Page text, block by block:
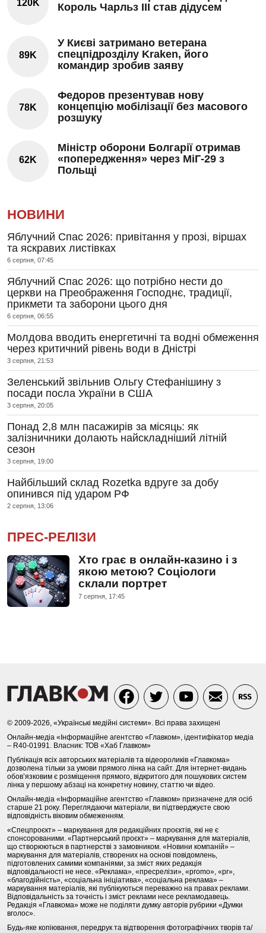
120K
Король Чарльз III став дідусем
89K
У Києві затримано ветерана
спецпідрозділу Kraken, його
командир зробив заяву
78K
Федоров презентував нову
концепцію мобілізації без масового
розшуку
62K
Міністр оборони Болгарії отримав
«попередження» через МіГ-29 з
Польщі
НОВИНИ
Яблучний Спас 2026: привітання у прозі, віршах
та яскравих листівках
6 серпня, 07:45
Яблучний Спас 2026: що потрібно нести до
церкви на Преображення Господнє, традиції,
прикмети та заборони цього дня
6 серпня, 06:55
Молдова вводить енергетичні та водні обмеження
через критичний рівень води в Дністрі
3 серпня, 21:53
Зеленський звільнив Ольгу Стефанішину з
посади посла України в США
3 серпня, 20:05
Понад 2,8 млн пасажирів за місяць: як
залізничники долають найскладніший літній
сезон
3 серпня, 19:00
Найбільший склад Rozetka вдруге за добу
опинився під ударом РФ
2 серпня, 13:06
ПРЕС-РЕЛІЗИ
Хто грає в онлайн-казино і з
якою метою? Соціологи
склали портрет
7 серпня, 17:45
© 2009-2026, «Українські медійні системи». Всі права захищені
Онлайн-медіа «Інформаційне агентство «Главком», ідентифікатор медіа
– R40-01991. Власник: ТОВ «Хаб Главком»
Публікація всіх авторських матеріалів та відеороликів «Главкома»
дозволена тільки за умови прямого лінка на сайт. Для інтернет-видань
обов’язковим є розміщення прямого, відкритого для пошукових систем
лінка у першому абзаці на конкретну новину, статтю чи відео.
Онлайн-медіа «Інформаційне агентство «Главком» призначене для осіб
старше 21 року. Переглядаючи матеріали, ви підтверджуєте свою
відповідність віковим обмеженням.
«Спецпроєкт» – маркування для редакційних проєктів, які не є
спонсорованими. «Партнерський проєкт» – маркування для матеріалів,
що створюються в партнерстві з замовником. «Новини компаній» –
маркування для матеріалів, створених на основі повідомлень,
підготовлених самими компаніями, за зміст яких редакція
відповідальності не несе. «Реклама», «пресрелізи», «promo», «pr»,
«благодійність», «соціальна ініціатива», «соціальна реклама» –
маркування матеріалів, які публікуються переважно на правах реклами.
Відповідальність за точність і зміст реклами несе рекламодавець.
Редакція «Главкома» може не поділяти думку авторів рубрики «Думки
вголос».
Будь-яке копіювання, передрук та відтворення фотографічних творів та/